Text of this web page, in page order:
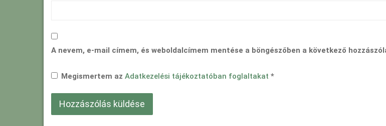
A nevem, e-mail címem, és weboldalcímem mentése a böngészőben a következő
Megismertem az Adatkezelési tájékoztatóban foglaltakat *